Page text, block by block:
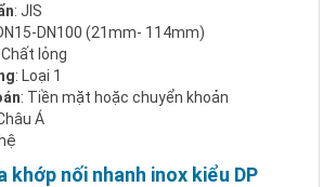
: JIS
DN100 (21mm- 114mm)
Chất lỏng
: Loại 1
: Tiền mặt hoặc chuyển khoản
Á
khớp nối nhanh inox kiểu DP